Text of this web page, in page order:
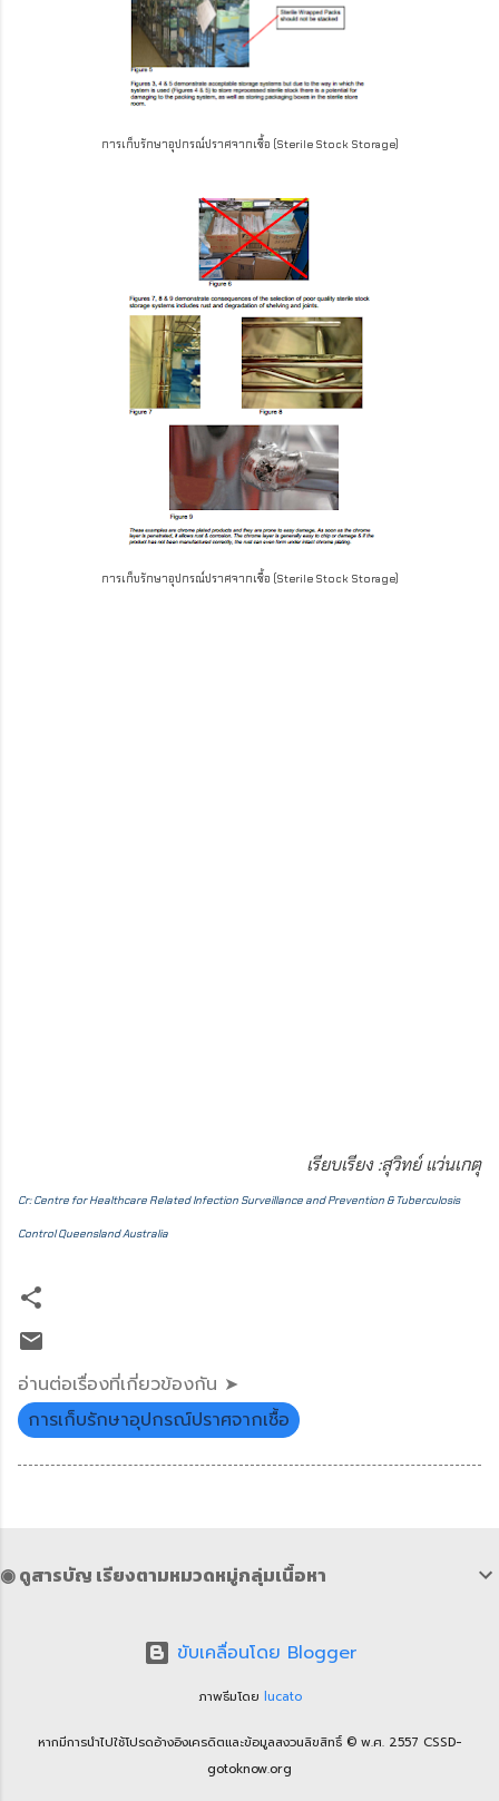
การเก็บรักษาอุปกรณ์ปราศจากเชื้อ (Sterile Stock Storage)
การเก็บรักษาอุปกรณ์ปราศจากเชื้อ (Sterile Stock Storage)
เรียบเรียง :สุวิทย์ แว่นเกตุ
Cr: Centre for Healthcare Related Infection Surveillance and Prevention & Tuberculosis
Control Queensland Australia
อ่านต่อเรื่องที่เกี่ยวข้องกัน ➤
การเก็บรักษาอุปกรณ์ปราศจากเชื้อ
◉ ดูสารบัญ เรียงตามหมวดหมู่กลุ่มเนื้อหา
ขับเคลื่อนโดย Blogger
ภาพธีมโดย lucato
หากมีการนำไปใช้โปรดอ้างอิงเครดิตและข้อมูลสงวนลิขสิทธิ์ © พ.ศ. 2557 CSSD-
gotoknow.org